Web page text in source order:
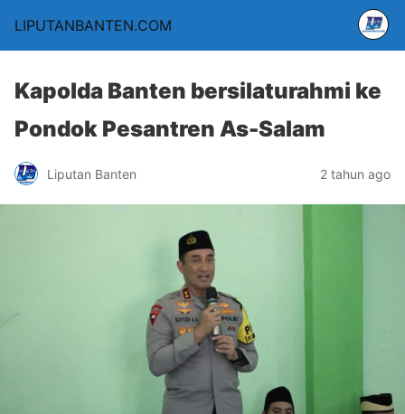
LIPUTANBANTEN.COM
Kapolda Banten bersilaturahmi ke
Pondok Pesantren As-Salam
Liputan Banten 2 tahun ago